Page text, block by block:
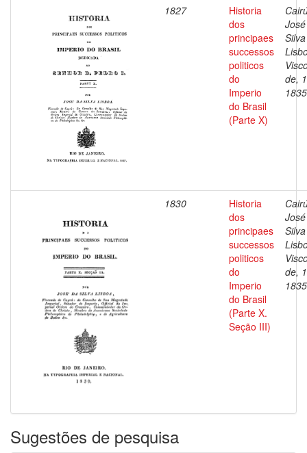
1827
Historia
dos
principaes
successos
politicos
do
Imperio
do Brasil
(Parte X)
Silva
de,
1835
1830
Historia
dos
principaes
successos
politicos
do
Imperio
do Brasil
(Parte X.
Seção III)
Silva
de,
1835
Sugestões de pesquisa